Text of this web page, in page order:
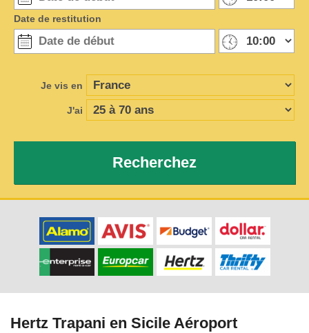
Date de restitution
Je vis en
J'ai
Recherchez
Hertz Trapani en Sicile Aéroport